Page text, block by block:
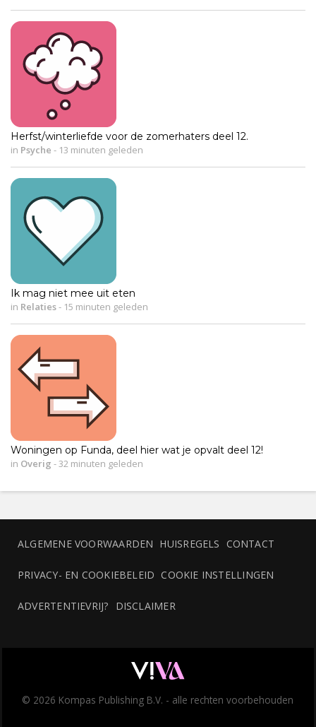
Herfst/winterliefde voor de zomerhaters deel 12.
in Psyche - 13 minuten geleden
Ik mag niet mee uit eten
in Relaties- 15 minuten geleden
Woningen op Funda, deel hier wat je opvalt deel 12!
in Overig - 32 minuten geleden
ALGEMENE VOORWAARDEN HUISREGELS CONTACT
PRIVACY- EN COOKIEBELEID COOKIE INSTELLINGEN
ADVERTENTIEVRIJ? DISCLAIMER
© 2026 Kompas Publishing B.V. - alle rechten voorbehouden